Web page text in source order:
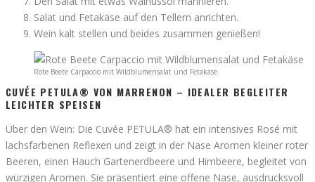
Salat und Fetakäse auf den Tellern anrichten.
Wein kalt stellen und beides zusammen genießen!
Rote Beete Carpaccio mit Wildblumensalat und Fetakäse
CUVÉE PETULA® VON MARRENON – IDEALER BEGLEITER
LEICHTER SPEISEN
Über den Wein: Die Cuvée PETULA® hat ein intensives Rosé mit
lachsfarbenen Reflexen und zeigt in der Nase Aromen kleiner roter
Beeren, einen Hauch Gartenerdbeere und Himbeere, begleitet von
würzigen Aromen. Sie präsentiert eine offene Nase, ausdrucksvoll